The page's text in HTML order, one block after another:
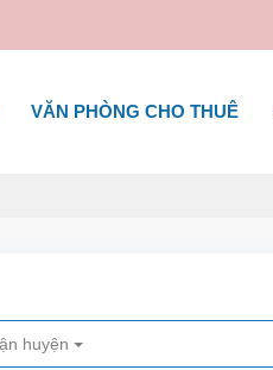
VĂN PHÒNG CHO THUÊ
huyện